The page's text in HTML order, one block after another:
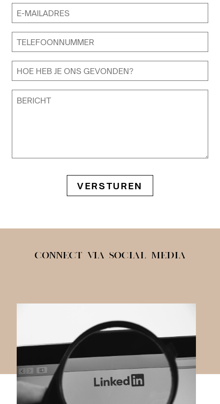
VERSTUREN
CONNECT VIA SOCIAL MEDIA